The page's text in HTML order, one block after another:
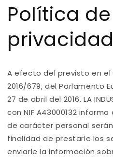
Política de
privacidad
A efecto del previsto en el
2016/679, del Parlamento
27 de abril del 2016, LA
con NIF A43000132
de carácter personal
finalidad de prestarle los
enviarle la información